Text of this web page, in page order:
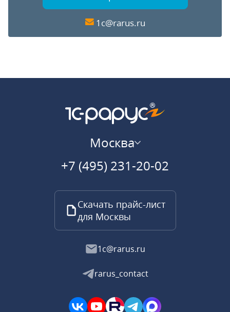
1c@rarus.ru
Москва
+7 (495) 231-20-02
Скачать прайс-лист
для Москвы
1c@rarus.ru
rarus_contact